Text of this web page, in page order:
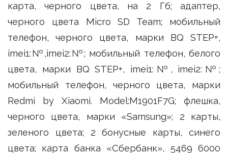
карта, черного цвета, на 2 Гб; адаптер,
черного цвета Micro SD Team; мобильный
телефон, черного цвета, марки BQ STEP+,
imei1:№,imei2:№; мобильный телефон, белого
цвета, марки BQ STEP+, imei1:№, imei2:№;
мобильный телефон, черного цвета, марки
Redmi by Xiaomi. Model:M1901F7G; флешка,
черного цвета, марки «Samsung»; 2 карты,
зеленого цвета; 2 бонусные карты, синего
цвета; карта банка «Сбербанк», 5469 6000